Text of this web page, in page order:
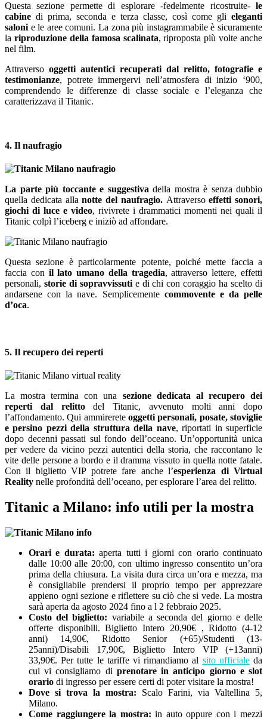
Questa sezione permette di esplorare -fedelmente ricostruite- le
cabine di prima, seconda e terza classe, così come gli eleganti
salonie le aree comuni. La zona più instagrammabile è sicuramente
la riproduzione della famosa scalinata, riproposta più volte anche
nel film.
Attraverso oggetti autentici recuperati dal relitto, fotografie e
testimonianze, potrete immergervi nell’atmosfera di inizio ‘900,
comprendendo le differenze di classe sociale e l’eleganza che
caratterizzava il Titanic.
4. Il naufragio
La parte più toccante e suggestiva della mostra è senza dubbio
quella dedicata allanotte del naufragio. Attraversoeffetti sonori,
giochi di luce e video, rivivrete i drammatici momenti nei quali il
Titanic colpì l’iceberg e iniziò ad affondare.
Questa sezione è particolarmente potente, poiché mette faccia a
faccia con il lato umano della tragedia, attraverso lettere, effetti
personali, storie di sopravvissutie di chi con coraggio ha scelto di
andarsene con la nave. Semplicemente commovente e da pelle
d’oca.
5. Il recupero dei reperti
La mostra termina con una sezione dedicata al recupero dei
reperti dal relittodel Titanic, avvenuto molti anni dopo
l’affondamento. Qui ammirerete oggetti personali, posate, stoviglie
e persino pezzi della struttura della nave, riportati in superficie
dopo decenni passati sul fondo dell’oceano. Un’opportunità unica
per vedere da vicino pezzi autentici della storia, che raccontano le
vite delle persone a bordo e il dramma vissuto in quella notte fatale.
Con il biglietto VIP potrete fare anche l’esperienza di Virtual
Reality nelle profondità dell’oceano, per esplorare l’area del relitto.
Titanic a Milano: info utili per la mostra
Orari e durata: aperta tutti i giorni con orario continuato
dalle 10:00 alle 20:00, con ultimo ingresso consentito un’ora
prima della chiusura. La visita dura circa un’ora e mezza, ma
è consigliabile prendersi il proprio tempo per apprezzare
appieno ogni sezione e riflettere su ciò che si vede. La mostra
sarà aperta da agosto 2024 fino a l 2 febbraio 2025.
Costo del biglietto: variabile a seconda del giorno e delle
offerte disponibili. Biglietto Intero 20,90€ , Ridotto (4-12
anni) 14,90€, Ridotto Senior (+65)/Studenti (13-
25anni)/Disabili 17,90€, Biglietto Intero VIP (+13anni)
33,90€. Per tutte le tariffe vi rimandiamo al sito ufficialeda
cui vi consigliamo di prenotare in anticipo giorno e slot
orario di ingresso per essere certi di poter visitare la mostra!
Dove si trova la mostra: Scalo Farini, via Valtellina 5,
Milano.
Come raggiungere la mostra: in auto oppure con i mezzi